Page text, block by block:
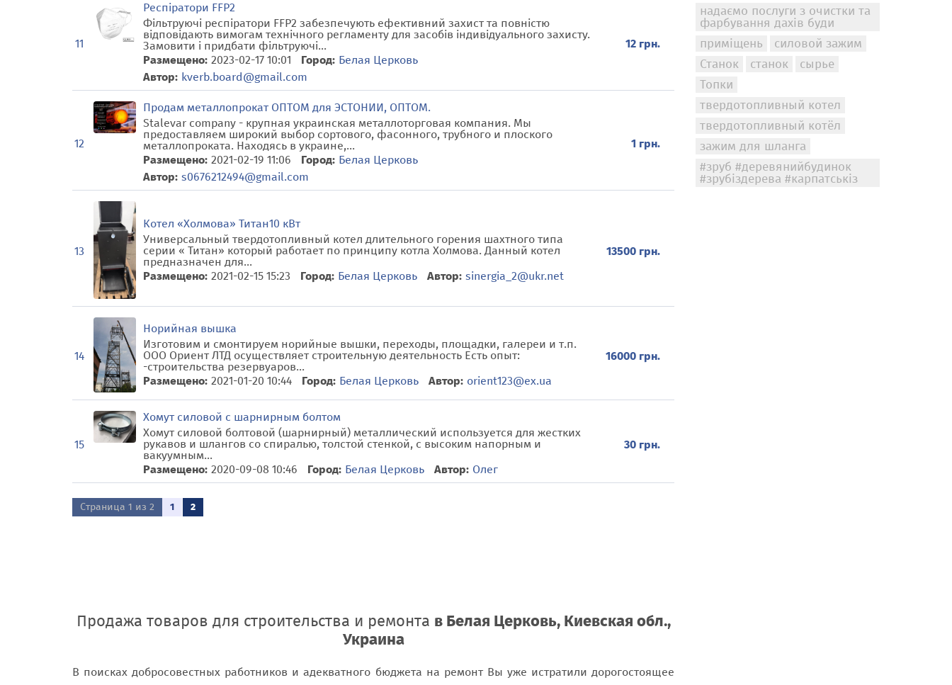
11
Респіратори FFP2
Фільтруючі респіратори FFP2 забезпечують ефективний захист та повністю
відповідають вимогам технічного регламенту для засобів індивідуального захисту.
Замовити і придбати фільтруючі...
Размещено: 2023-02-17 10:01 Город: Белая Церковь
Автор: kverb.board@gmail.com
12 грн.
12
Продам металлопрокат ОПТОМ для ЭСТОНИИ, ОПТОМ.
Stalevar company - крупная украинская металлоторговая компания. Мы
предоставляем широкий выбор сортового, фасонного, трубного и плоского
металлопроката. Находясь в украине,...
Размещено: 2021-02-19 11:06 Город: Белая Церковь
Автор: s0676212494@gmail.com
1 грн.
13
Котел «Холмова» Титан10 кВт
Универсальный твердотопливный котел длительного горения шахтного типа
серии « Титан» который работает по принципу котла Холмова. Данный котел
предназначен для...
Размещено: 2021-02-15 15:23 Город: Белая Церковь Автор: sinergia_2@ukr.net
13500 грн.
14
Норийная вышка
Изготовим и смонтируем норийные вышки, переходы, площадки, галереи и т.п.
ООО Ориент ЛТД осуществляет строительную деятельность Есть опыт:
-строительства резервуаров...
Размещено: 2021-01-20 10:44 Город: Белая Церковь Автор: orient123@ex.ua
16000 грн.
15
Хомут силовой с шарнирным болтом
Хомут силовой болтовой (шарнирный) металлический используется для жестких
рукавов и шлангов со спиралью, толстой стенкой, с высоким напорным и
вакуумным...
Размещено: 2020-09-08 10:46 Город: Белая Церковь Автор: Олег
30 грн.
Страница 1 из 2 1 2
Продажа товаров для строительства и ремонта в Белая Церковь, Киевская обл.,
Украина
В поисках добросовестных работников и адекватного бюджета на ремонт Вы уже истратили дорогостоящее
надаємо послуги з очистки та
фарбування дахів буди
приміщень
силовой зажим
Станок
станок
сырье
Топки
твердотопливный котел
твердотопливный котёл
зажим для шланга
#зруб #деревянийбудинок
#зрубіздерева #карпатськіз